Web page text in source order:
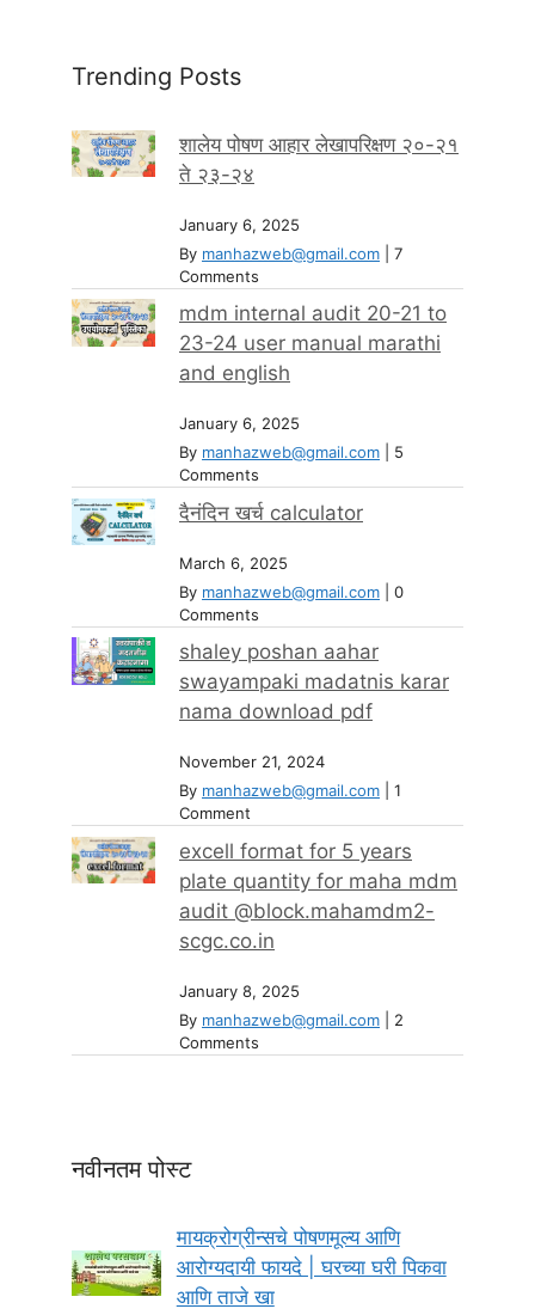
Trending Posts
शालेय पोषण आहार लेखापरिक्षण २०-२१
ते २३-२४
January 6, 2025
By manhazweb@gmail.com
7
Comments
mdm internal audit 20-21 to
23-24 user manual marathi
and english
January 6, 2025
By manhazweb@gmail.com
5
Comments
दैनंदिन खर्च calculator
March 6, 2025
By manhazweb@gmail.com
0
Comments
shaley poshan aahar
swayampaki madatnis karar
nama download pdf
November 21, 2024
By manhazweb@gmail.com
1
Comment
excell format for 5 years
plate quantity for maha mdm
audit @block.mahamdm2-
scgc.co.in
January 8, 2025
By manhazweb@gmail.com
2
Comments
नवीनतम पोस्ट
मायक्रोग्रीन्सचे पोषणमूल्य आणि
आरोग्यदायी फायदे | घरच्या घरी पिकवा
आणि ताजे खा